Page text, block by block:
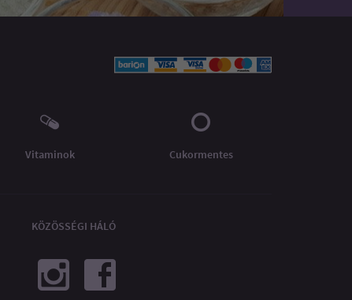
Vitaminok Cukormentes
KÖZÖSSÉGI HÁLÓ